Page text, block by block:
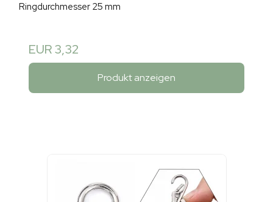
Ringdurchmesser 25 mm
EUR 3,32
Produkt anzeigen